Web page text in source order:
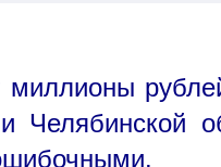
миллионы
Челябинской